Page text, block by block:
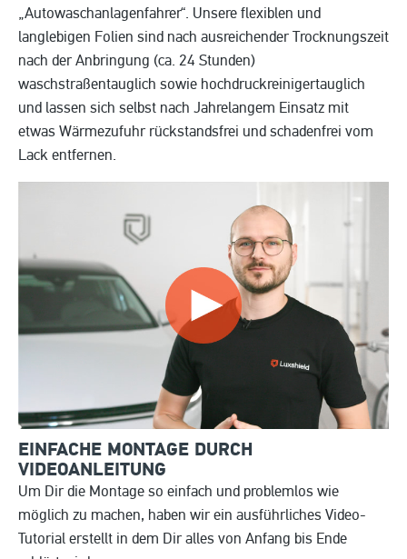
„Autowaschanlagenfahrer“. Unsere flexiblen und
langlebigen Folien sind nach ausreichender Trocknungszeit
nach der Anbringung (ca. 24 Stunden)
waschstraßentauglich sowie hochdruckreinigertauglich
und lassen sich selbst nach Jahrelangem Einsatz mit
etwas Wärmezufuhr rückstandsfrei und schadenfrei vom
Lack entfernen.
EINFACHE MONTAGE DURCH
VIDEOANLEITUNG
Um Dir die Montage so einfach und problemlos wie
möglich zu machen, haben wir ein ausführliches Video-
Tutorial erstellt in dem Dir alles von Anfang bis Ende